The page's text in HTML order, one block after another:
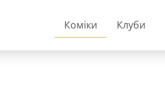
Коміки Клуби